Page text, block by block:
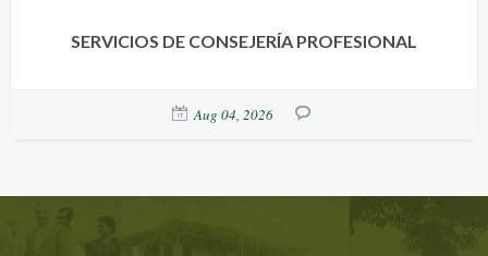
SERVICIOS DE CONSEJERÍA PROFESIONAL
Aug 04, 2026